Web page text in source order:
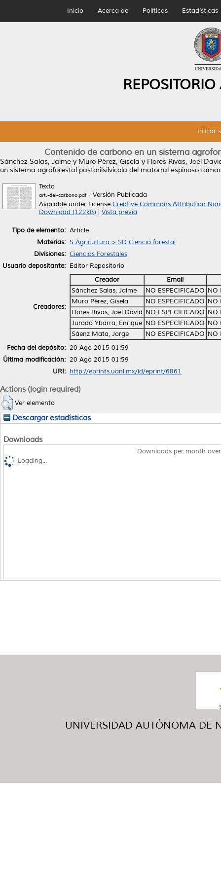
Inicio Acerca de Políticas Estadísticas
Iniciar
Contenido de carbono en un sistema
Sánchez Salas, Jaime y Muro Pérez, Gisela y Flores Rivas, Joel
un sistema agroforestal pastorilsilvícola del matorral espinoso
Texto
art.-del-carbono.pdf- Versión Publicada
Available under License Creative Commons Attribution
Download (122kB)
Vista previa
Tipo de elemento: Article
Materias: S Agricultura > SD Ciencia forestal
Divisiones: Ciencias Forestales
Usuario depositante: Editor Repositorio
Creadores:
Creador
Email
Sánchez Salas, Jaime
NO ESPECIFICADO NO
Muro Pérez, Gisela
NO ESPECIFICADO NO
Flores Rivas, Joel David NO ESPECIFICADO NO
Jurado Ybarra, Enrique NO ESPECIFICADO NO
Sáenz Mata, Jorge
NO ESPECIFICADO NO
Fecha del depósito: 20 Ago 2015 01:59
Última modificación: 20 Ago 2015 01:59
URI: http://eprints.uanl.mx/id/eprint/6861
Actions (login required)
Ver elemento
Descargar estadísticas
Downloads
Downloads per month
Loading...
UNIVERSIDAD AUTÓNOMA DE